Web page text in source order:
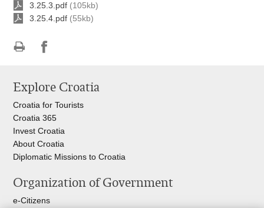
3.25.3.pdf (105kb)
3.25.4.pdf (55kb)
page
FacebookTwitteru
Explore Croatia
Croatia for Tourists
Croatia 365
Invest Croatia
About Croatia
Diplomatic Missions to Croatia
Organization of Government
e-Citizens